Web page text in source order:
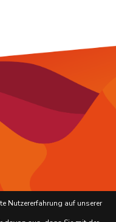
Nutzererfahrung auf unserer